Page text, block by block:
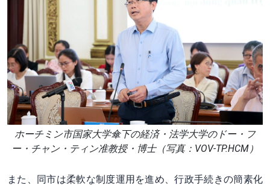
ホーチミン市国家大学傘下の経済・法学大学のドー・フ
ー・チャン・ティン准教授・博士（写真：VOV-TP.HCM）
また、同市は柔軟な制度運用を進め、行政手続きの簡素化